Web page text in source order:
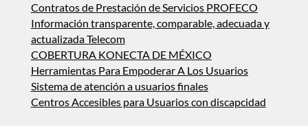
Contratos de Prestación de Servicios PROFECO
Información transparente, comparable, adecuada y
actualizada Telecom
COBERTURA KONECTA DE MÉXICO
Herramientas Para Empoderar A Los Usuarios
Sistema de atención a usuarios finales
Centros Accesibles para Usuarios con discapcidad